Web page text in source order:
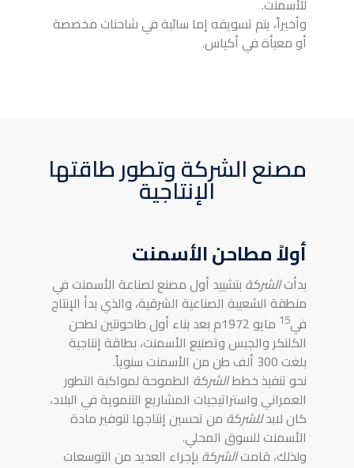
للأسمنت.
وأخيراً، يتم تسويقه إما سائبة في شاحنات مخصصة
أو معبأة في أكياس.
مصنع الشركة وتطور طاقتها
الإنتاجية
أولاً مطاحن الأسمنت
بدأتالشركة بتشييد أول مصنع لصناعة الأسمنت في
منطقة الشعيبة الصناعية الشرقية، والذي بدأ الإنتاج
في15
مايو 1972م بعد بناء أول طاحونتين لطحن
الكلنكر والجبس وتصنيع الأسمنت، بطاقة إنتاجية
بلغت 300 ألف طن من الأسمنت سنوياً.
نحو تنفيذ خططالشركة الطموحة لمواكبة التطور
العمراني واستراتيجيات المشاريع التنموية في البلاد،
كان لابدللشركة من تحسين إنتاجها لتوفير مادة
الأسمنت للسوق المحلي.
ولذلك، قامتالشركة بإجراء العديد من التوسعات